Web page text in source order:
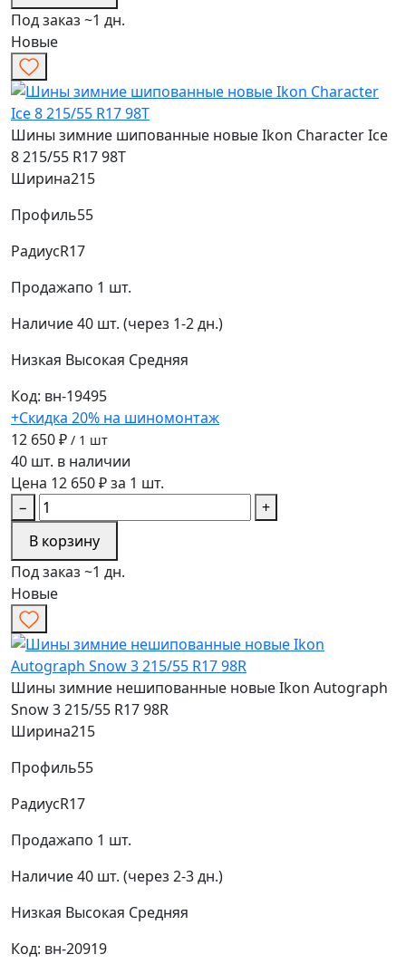
Под заказ ~1 дн.
Новые
Шины зимние шипованные новые Ikon Character Ice
8 215/55 R17 98T
Ширина215
Профиль55
РадиусR17
Продажапо 1 шт.
Наличие40 шт. (через 1-2 дн.)
Низкая Высокая Средняя
Код: вн-19495
+Скидка 20% на шиномонтаж
12 650 ₽ / 1 шт
40 шт. в наличии
Цена 12 650 ₽ за 1 шт.
−
+
В корзину
Под заказ ~1 дн.
Новые
Шины зимние нешипованные новые Ikon Autograph
Snow 3 215/55 R17 98R
Ширина215
Профиль55
РадиусR17
Продажапо 1 шт.
Наличие40 шт. (через 2-3 дн.)
Низкая Высокая Средняя
Код: вн-20919